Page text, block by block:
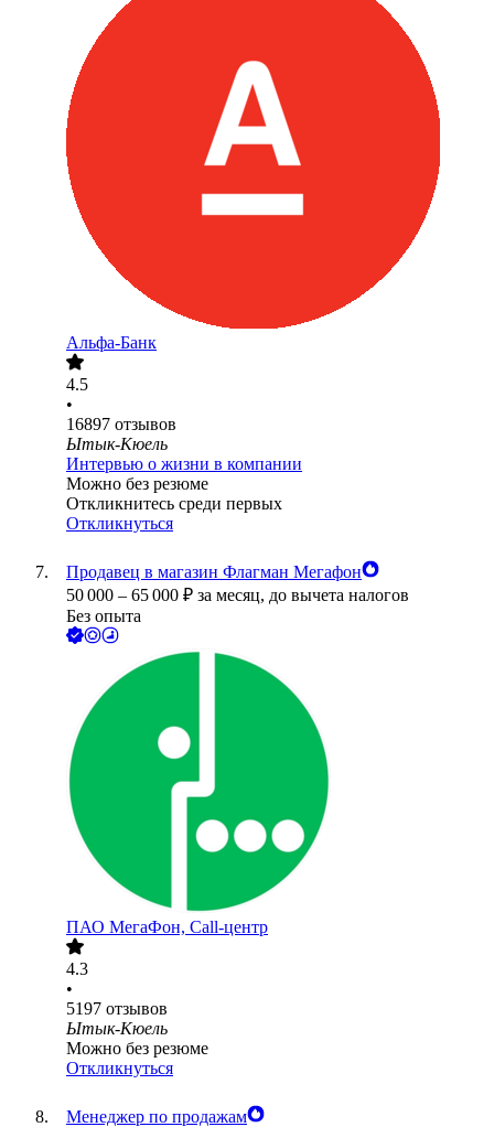
Альфа-Банк
4.5
•
16897 отзывов
Ытык-Кюель
Интервью о жизни в компании
Можно без резюме
Откликнитесь среди первых
Откликнуться
Продавец в магазин Флагман Мегафон
50 000 – 65 000 ₽ за месяц, до вычета налогов
Без опыта
ПАО МегаФон, Call-центр
4.3
•
5197 отзывов
Ытык-Кюель
Можно без резюме
Откликнуться
Менеджер по продажам